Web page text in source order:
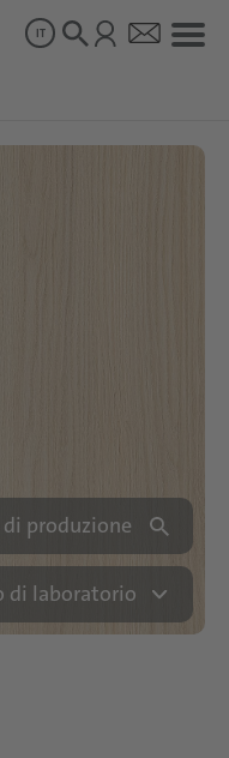
IT
produzione
di laboratorio